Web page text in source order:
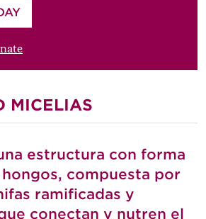
amount
MICELIAS
estructura con forma
hongos, compuesta por
ramificadas y
conectan y nutren el